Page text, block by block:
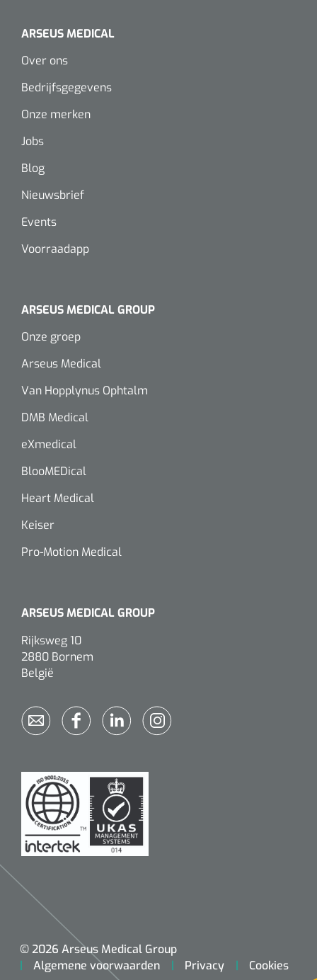
ARSEUS MEDICAL
Over ons
Bedrijfsgegevens
Onze merken
Jobs
Blog
Nieuwsbrief
Events
Voorraadapp
ARSEUS MEDICAL GROUP
Onze groep
Arseus Medical
Van Hopplynus Ophtalm
DMB Medical
eXmedical
BlooMEDical
Heart Medical
Keiser
Pro-Motion Medical
ARSEUS MEDICAL GROUP
Rijksweg 10
2880 Bornem
België
© 2026 Arseus Medical Group
Algemene voorwaarden
Privacy Cookies